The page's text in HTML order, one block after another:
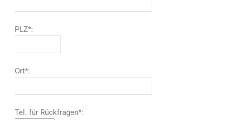
PLZ*:
Ort*:
Tel. für Rückfragen*: